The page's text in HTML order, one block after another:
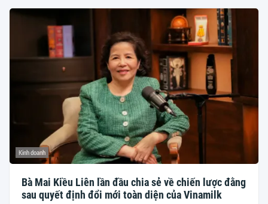
Kinh doanh
Bà Mai Kiều Liên lần đầu chia sẻ về chiến lược đằng
sau quyết định đổi mới toàn diện của Vinamilk